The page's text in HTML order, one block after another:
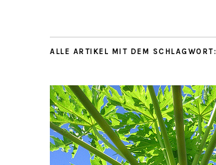
ALLE ARTIKEL MIT DEM SCHLAGWORT: